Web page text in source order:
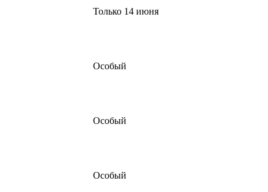
Только 14 июня
Особый
Особый
Особый